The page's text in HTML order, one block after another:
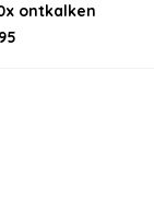
ontkalken